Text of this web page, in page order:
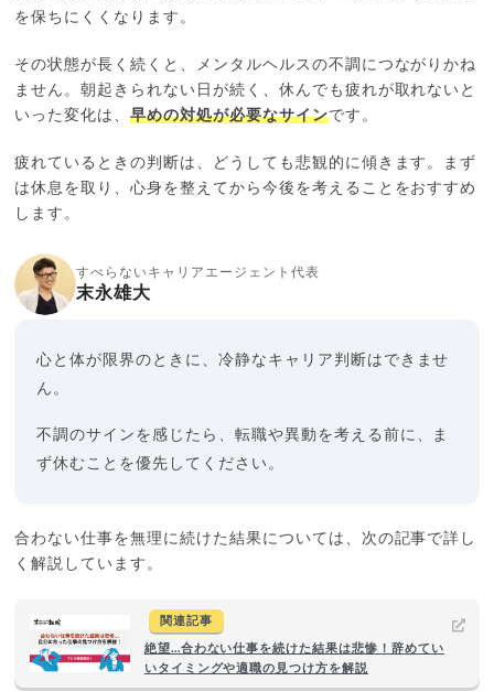
を保ちにくくなります。
その状態が長く続くと、メンタルヘルスの不調につながりかね
ません。朝起きられない日が続く、休んでも疲れが取れないと
いった変化は、早めの対処が必要なサインです。
疲れているときの判断は、どうしても悲観的に傾きます。まず
は休息を取り、心身を整えてから今後を考えることをおすすめ
します。
すべらないキャリアエージェント代表
末永雄大
心と体が限界のときに、冷静なキャリア判断はできませ
ん。
不調のサインを感じたら、転職や異動を考える前に、ま
ず休むことを優先してください。
合わない仕事を無理に続けた結果については、次の記事で詳し
く解説しています。
関連記事
絶望…合わない仕事を続けた結果は悲惨！辞めてい
いタイミングや適職の見つけ方を解説